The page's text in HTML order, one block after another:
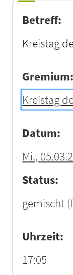
Betreff:
Kreistag
Gremium:
Kreistag
Datum:
Mi.,
Status:
gemischt
Uhrzeit:
17:05